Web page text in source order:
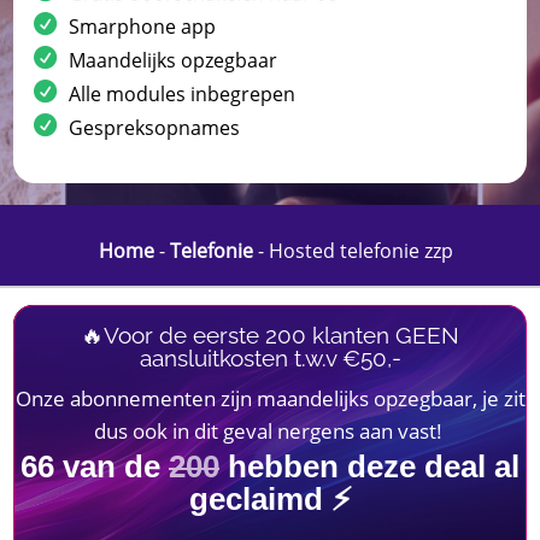
Smarphone app
Maandelijks opzegbaar
Alle modules inbegrepen
Gespreksopnames
Home-Telefonie- Hosted telefonie zzp
🔥Voor de eerste 200 klanten GEEN
aansluitkosten t.w.v €50,-
Onze abonnementen zijn maandelijks opzegbaar, je zit
dus ook in dit geval nergens aan vast!
66van de200hebben deze deal al
geclaimd ⚡